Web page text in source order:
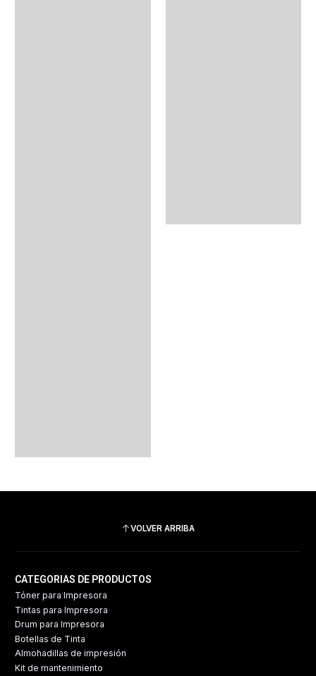
VOLVER ARRIBA
CATEGORIAS DE PRODUCTOS
Tóner para Impresora
Tintas para Impresora
Drum para Impresora
Botellas de Tinta
Almohadillas de impresión
Kit de mantenimiento